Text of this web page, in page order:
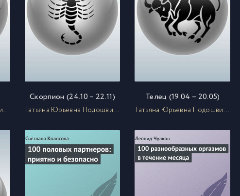
Татьяна Юрьевна Подошвина
Скорпион (24.10 – 22.11)
Татьяна Юрьевна Подошвина
Телец (19.04 – 20.05)
Татьяна Юрьевна Подошвина